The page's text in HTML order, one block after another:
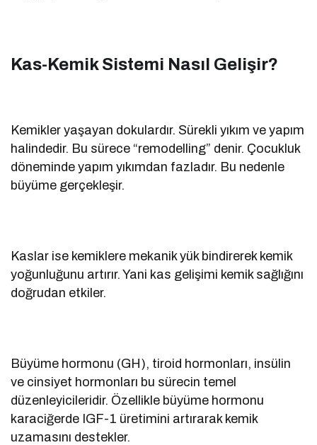
Kas-Kemik Sistemi Nasıl Gelişir?
Kemikler yaşayan dokulardır. Sürekli yıkım ve yapım
halindedir. Bu sürece “remodelling” denir. Çocukluk
döneminde yapım yıkımdan fazladır. Bu nedenle
büyüme gerçekleşir.
Kaslar ise kemiklere mekanik yük bindirerek kemik
yoğunluğunu artırır. Yani kas gelişimi kemik sağlığını
doğrudan etkiler.
Büyüme hormonu (GH), tiroid hormonları, insülin
ve cinsiyet hormonları bu sürecin temel
düzenleyicileridir. Özellikle büyüme hormonu
karaciğerde IGF-1 üretimini artırarak kemik
uzamasını destekler.